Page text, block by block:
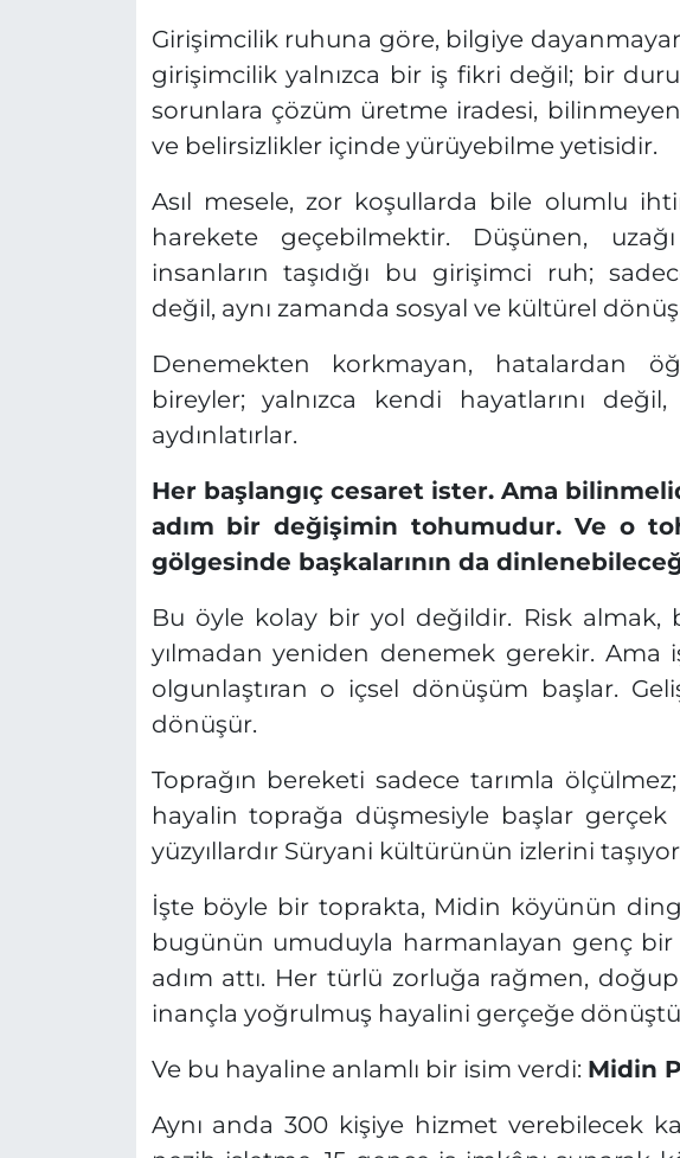
Girişimcilik ruhuna göre, bilgiye
girişimcilik yalnızca bir iş fikri değil; bir
sorunlara çözüm üretme iradesi,
ve belirsizlikler içinde yürüyebilme yetisidir.
Asıl mesele, zor koşullarda bile olumlu
harekete geçebilmektir. Düşünen,
insanların taşıdığı bu girişimci ruh;
değil, aynı zamanda sosyal ve kültürel
Denemekten korkmayan, hatalardan
bireyler; yalnızca kendi hayatlarını
aydınlatırlar.
Her başlangıç cesaret ister. Ama
adım bir değişimin tohumudur. Ve o
gölgesinde başkalarının da
Bu öyle kolay bir yol değildir. Risk almak,
yılmadan yeniden denemek gerekir. Ama
olgunlaştıran o içsel dönüşüm başlar.
dönüşür.
Toprağın bereketi sadece tarımla
hayalin toprağa düşmesiyle başlar
yüzyıllardır Süryani kültürünün izlerini
İşte böyle bir toprakta, Midin köyünün
bugünün umuduyla harmanlayan genç
adım attı. Her türlü zorluğa rağmen,
inançla yoğrulmuş hayalini gerçeğe
Ve bu hayaline anlamlı bir isim verdi: Midin
Aynı anda 300 kişiye hizmet verebilecek